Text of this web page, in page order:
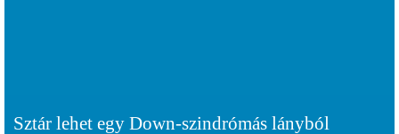
Sztár lehet egy Down-szindrómás lányból